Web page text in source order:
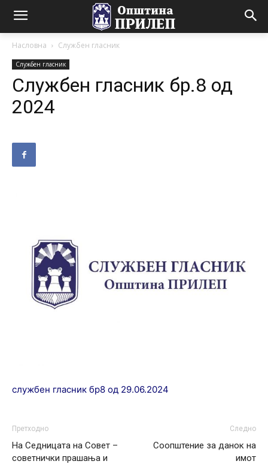
Насловна Службен гласник
Службен гласник
Службен гласник бр.8 од
2024
службен гласник бр8 од 29.06.2024
Претходно
На Седницата на Совет –
советнички прашања и
Следно
Соопштение за данок на
имот